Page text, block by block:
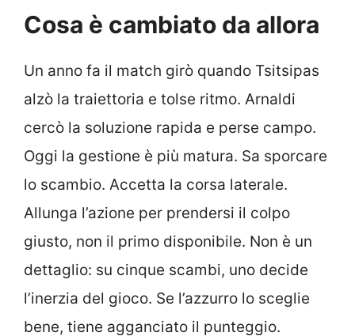
Cosa è cambiato da allora
Un anno fa il match girò quando Tsitsipas
alzò la traiettoria e tolse ritmo. Arnaldi
cercò la soluzione rapida e perse campo.
Oggi la gestione è più matura. Sa sporcare
lo scambio. Accetta la corsa laterale.
Allunga l’azione per prendersi il colpo
giusto, non il primo disponibile. Non è un
dettaglio: su cinque scambi, uno decide
l’inerzia del gioco. Se l’azzurro lo sceglie
bene, tiene agganciato il punteggio.